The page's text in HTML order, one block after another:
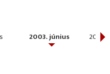
2003. június 2003.